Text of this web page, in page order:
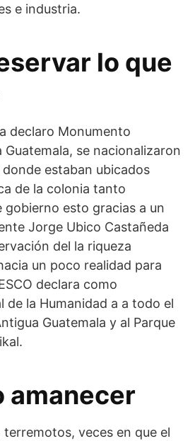
e industria.
lo que
declaro Monumento
Guatemala, se nacionalizaron
estaban ubicados
de la colonia tanto
gobierno esto gracias a un
Jorge Ubico Castañeda
del la riqueza
un poco realidad para
declara como
de la Humanidad a a todo el
Guatemala y al Parque
amanecer
veces en que el